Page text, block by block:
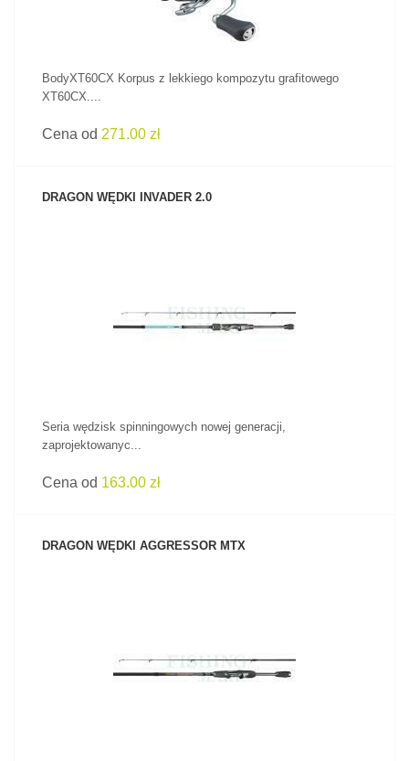
BodyXT60CX Korpus z lekkiego kompozytu grafitowego
XT60CX....
Cena od 271.00 zł
DRAGON WĘDKI INVADER 2.0
Seria wędzisk spinningowych nowej generacji,
zaprojektowanyc...
Cena od 163.00 zł
DRAGON WĘDKI AGGRESSOR MTX